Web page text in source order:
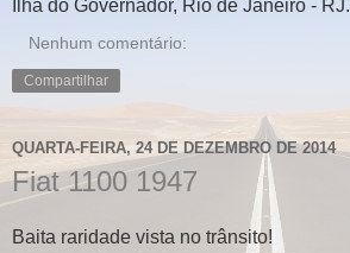
Ilha do Governador, Rio de Janeiro - RJ.
Nenhum comentário:
Compartilhar
QUARTA-FEIRA, 24 DE DEZEMBRO DE 2014
Fiat 1100 1947
Baita raridade vista no trânsito!